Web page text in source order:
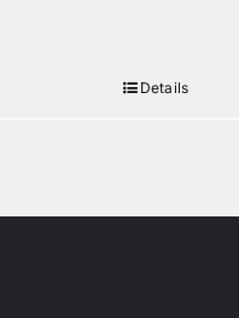
Details